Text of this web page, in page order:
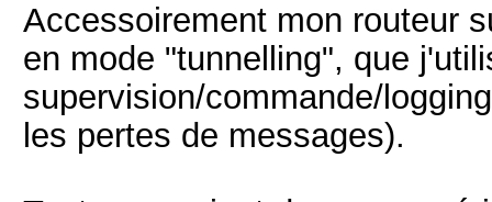
Accessoirement mon routeur
en mode "tunnelling", que
supervision/commande/
les pertes de messages).